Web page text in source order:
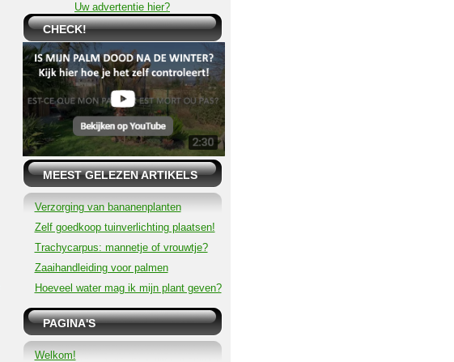
Uw advertentie hier?
CHECK!
MEEST GELEZEN ARTIKELS
Verzorging van bananenplanten
Zelf goedkoop tuinverlichting plaatsen!
Trachycarpus: mannetje of vrouwtje?
Zaaihandleiding voor palmen
Hoeveel water mag ik mijn plant geven?
PAGINA'S
Welkom!